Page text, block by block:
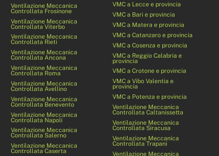
Ventilazione Meccanica
Controllata Frosinone
Ventilazione Meccanica
Controllata Viterbo
Ventilazione Meccanica
Controllata Rieti
Ventilazione Meccanica
Controllata Ancona
Ventilazione Meccanica
Controllata Roma
Ventilazione Meccanica
Controllata Avellino
Ventilazione Meccanica
Controllata Benevento
Ventilazione Meccanica
Controllata Napoli
Ventilazione Meccanica
Controllata Salerno
Ventilazione Meccanica
Controllata Caserta
VMC a Lecce e provincia
VMC a Bari e provincia
VMC a Matera e provincia
VMC a Catanzaro e provincia
VMC a Cosenza e provincia
VMC a Reggio Calabria e
provincia
VMC a Crotone e provincia
VMC a Vibo Valentia e
provincia
VMC a Potenza e provincia
Ventilazione Meccanica
Controllata Caltanissetta
Ventilazione Meccanica
Controllata Siracusa
Ventilazione Meccanica
Controllata Trapani
Ventilazione Meccanica